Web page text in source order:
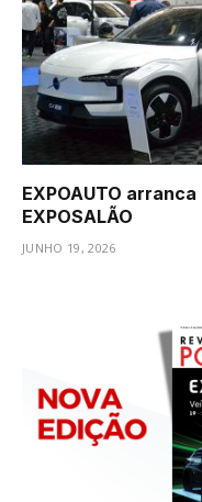
EXPOAUTO
EXPOSALÃO
JUNHO 19, 2026